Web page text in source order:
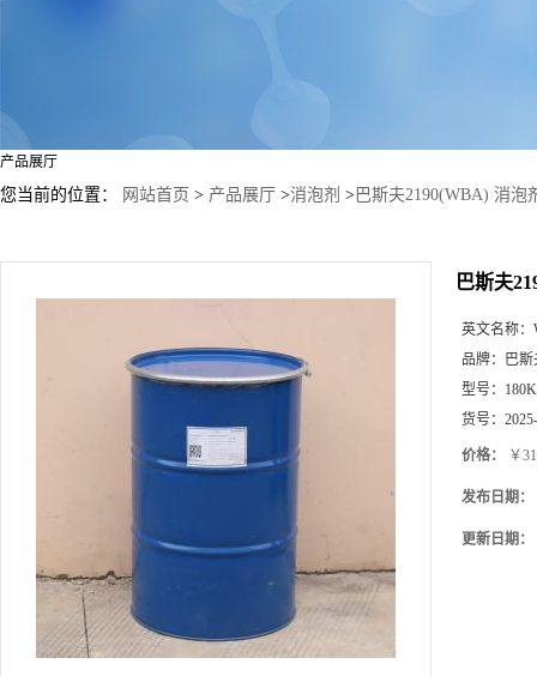
产品展厅
您当前的位置： 网站首页 > 产品展厅 >消泡剂 > 巴斯夫2190(WBA) 消泡
巴斯夫
英文名称：
品牌：
巴斯
型号：
货号：
价格： ￥
发布日期：
更新日期：